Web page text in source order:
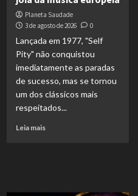
Planeta Saudade
3 de agosto de 2026
0
Lançada em 1977, "Self
Pity" não conquistou
imediatamente as paradas
de sucesso, mas se tornou
um dos clássicos mais
respeitados...
Leia mais